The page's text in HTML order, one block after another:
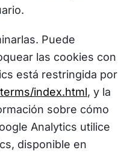
Puede
las cookies con
está restringida por
index.html, y la
sobre cómo
Analytics utilice
disponible en